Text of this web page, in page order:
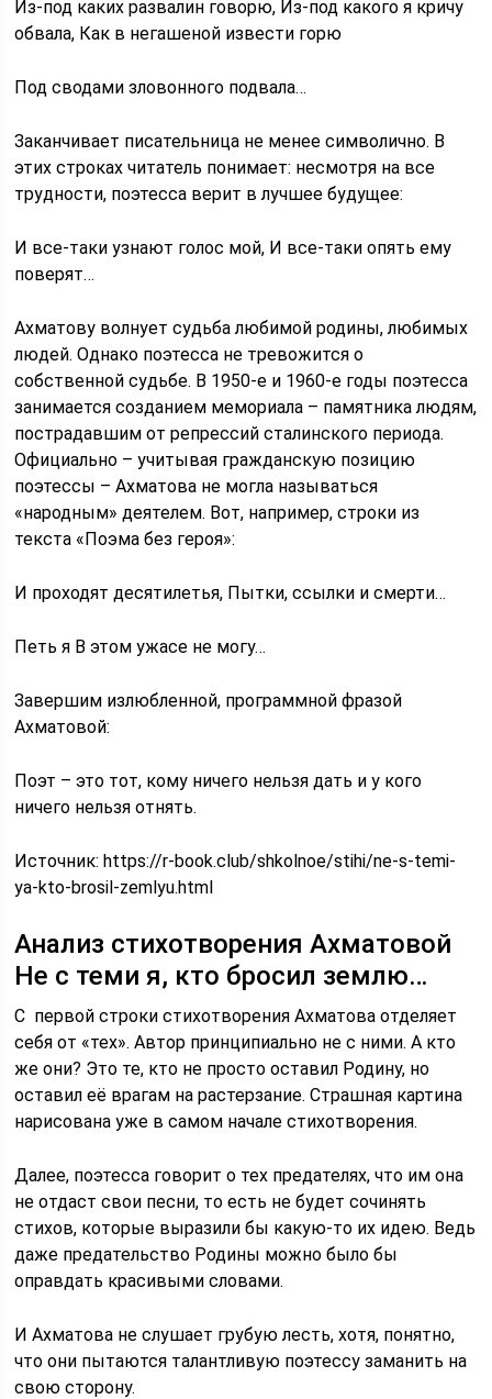
Из-под каких развалин говорю, Из-под какого я кричу
обвала, Как в негашеной извести горю
Под сводами зловонного подвала…
Заканчивает писательница не менее символично. В
этих строках читатель понимает: несмотря на все
трудности, поэтесса верит в лучшее будущее:
И все-таки узнают голос мой, И все-таки опять ему
поверят…
Ахматову волнует судьба любимой родины, любимых
людей. Однако поэтесса не тревожится о
собственной судьбе. В 1950-е и 1960-е годы поэтесса
занимается созданием мемориала – памятника людям,
пострадавшим от репрессий сталинского периода.
Официально – учитывая гражданскую позицию
поэтессы – Ахматова не могла называться
«народным» деятелем. Вот, например, строки из
текста «Поэма без героя»:
И проходят десятилетья, Пытки, ссылки и смерти…
Петь я В этом ужасе не могу…
Завершим излюбленной, программной фразой
Ахматовой:
Поэт – это тот, кому ничего нельзя дать и у кого
ничего нельзя отнять.
Источник:https://r-book.club/shkolnoe/stihi/ne-s-temi-
ya-kto-brosil-zemlyu.html
Анализ стихотворения Ахматовой
Не с теми я, кто бросил землю…
С первой строки стихотворения Ахматова отделяет
себя от «тех». Автор принципиально не с ними. А кто
же они? Это те, кто не просто оставил Родину, но
оставил её врагам на растерзание. Страшная картина
нарисована уже в самом начале стихотворения.
Далее, поэтесса говорит о тех предателях, что им она
не отдаст свои песни, то есть не будет сочинять
стихов, которые выразили бы какую-то их идею. Ведь
даже предательство Родины можно было бы
оправдать красивыми словами.
И Ахматова не слушает грубую лесть, хотя, понятно,
что они пытаются талантливую поэтессу заманить на
свою сторону.